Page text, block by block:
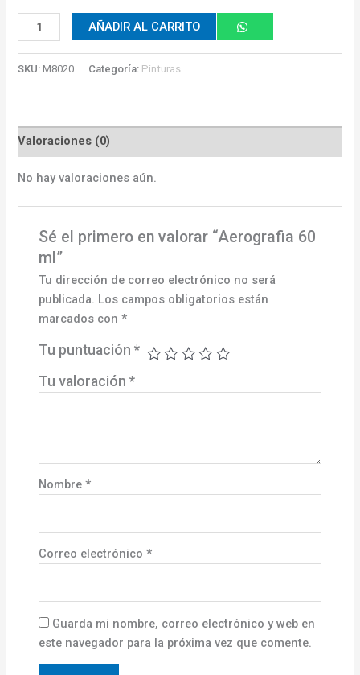
AÑADIR AL CARRITO
SKU:M8020 Categoría: Pinturas
Valoraciones (0)
No hay valoraciones aún.
Sé el primero en valorar “Aerografia 60
ml”
Tu dirección de correo electrónico no será
publicada. Los campos obligatorios están
marcados con *
Tu puntuación *
Tu valoración *
Nombre *
Correo electrónico *
Guarda mi nombre, correo electrónico y web en
este navegador para la próxima vez que comente.